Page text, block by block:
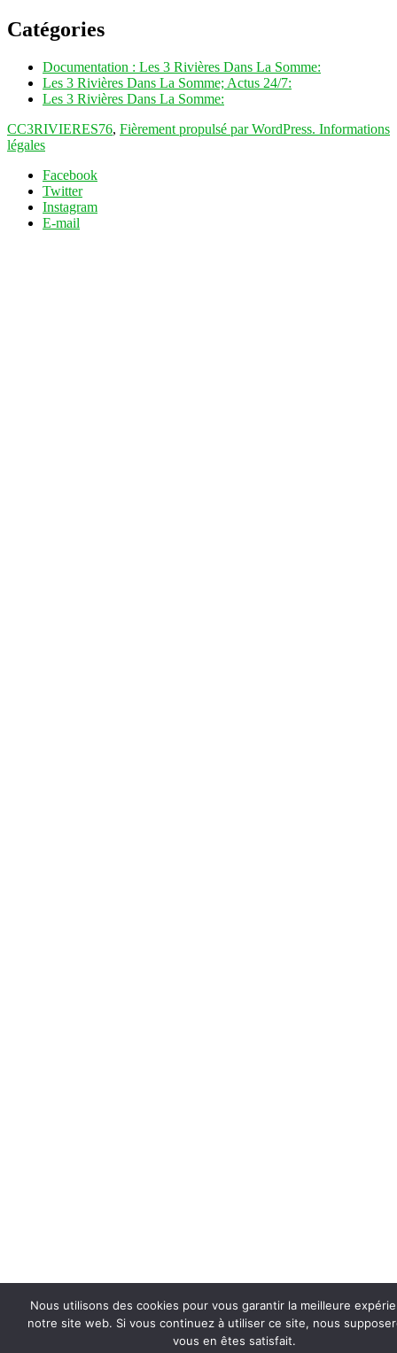
Catégories
Documentation : Les 3 Rivières Dans La Somme:
Les 3 Rivières Dans La Somme; Actus 24/7:
Les 3 Rivières Dans La Somme:
CC3RIVIERES76, Fièrement propulsé par WordPress. Informations
légales
Facebook
Twitter
Instagram
E-mail
Nous utilisons des cookies pour vous garantir la meilleure
notre site web. Si vous continuez à utiliser ce site, nous
vous en êtes satisfait.